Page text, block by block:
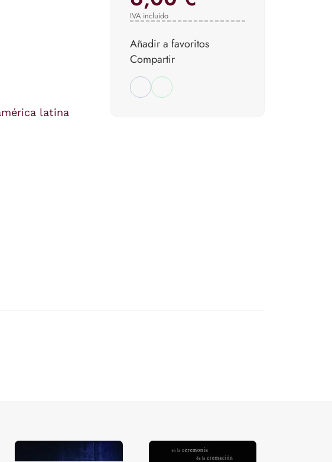
latina
IVA incluido
Añadir a favoritos
Compartir